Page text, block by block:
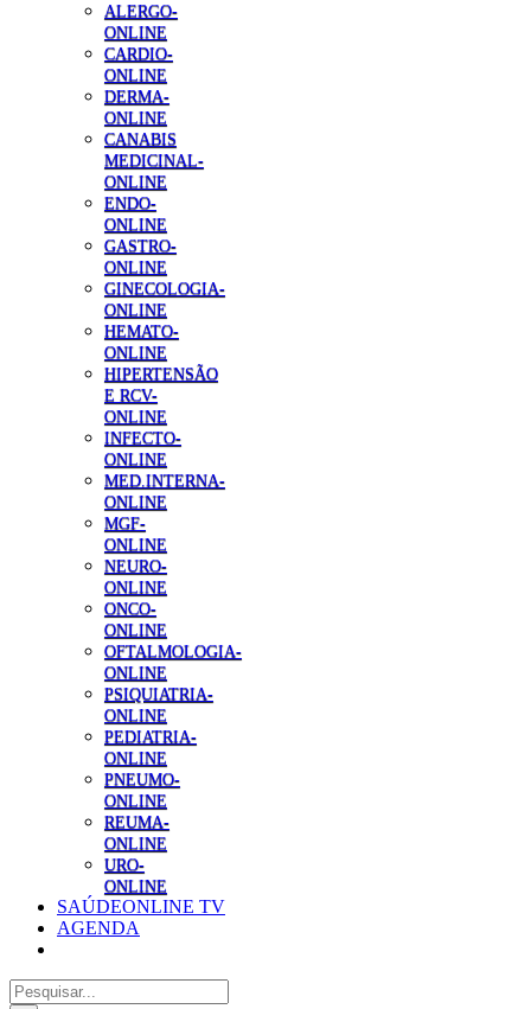
ALERGO-
ONLINE
CARDIO-
ONLINE
DERMA-
ONLINE
CANABIS
MEDICINAL-
ONLINE
ENDO-
ONLINE
GASTRO-
ONLINE
GINECOLOGIA-
ONLINE
HEMATO-
ONLINE
HIPERTENSÃO
E RCV-
ONLINE
INFECTO-
ONLINE
MED.INTERNA-
ONLINE
MGF-
ONLINE
NEURO-
ONLINE
ONCO-
ONLINE
OFTALMOLOGIA-
ONLINE
PSIQUIATRIA-
ONLINE
PEDIATRIA-
ONLINE
PNEUMO-
ONLINE
REUMA-
ONLINE
URO-
ONLINE
SAÚDEONLINE TV
AGENDA
Pesquisar